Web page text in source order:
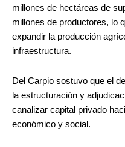
millones de hectáreas de
millones de productores, lo
expandir la producción
infraestructura.
Del Carpio sostuvo que el
la estructuración y
canalizar capital privado
económico y social.